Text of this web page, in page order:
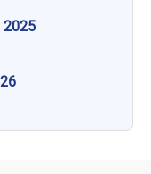
2025